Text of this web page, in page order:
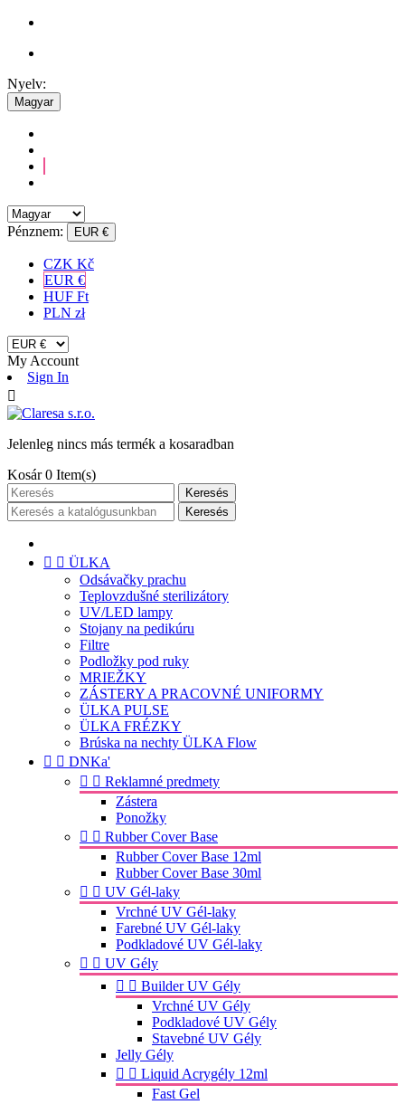
Nyelv:
Magyar
Pénznem: EUR €
CZK Kč
EUR €
HUF Ft
PLN zł
My Account
Sign In

Jelenleg nincs más termék a kosaradban
Kosár 0 Item(s)
Keresés
Keresés
  ÜLKA
Odsávačky prachu
Teplovzdušné sterilizátory
UV/LED lampy
Stojany na pedikúru
Filtre
Podložky pod ruky
MRIEŽKY
ZÁSTERY A PRACOVNÉ UNIFORMY
ÜLKA PULSE
ÜLKA FRÉZKY
Brúska na nechty ÜLKA Flow
  DNKa'
  Reklamné predmety
Zástera
Ponožky
  Rubber Cover Base
Rubber Cover Base 12ml
Rubber Cover Base 30ml
  UV Gél-laky
Vrchné UV Gél-laky
Farebné UV Gél-laky
Podkladové UV Gél-laky
  UV Gély
  Builder UV Gély
Vrchné UV Gély
Podkladové UV Gély
Stavebné UV Gély
Jelly Gély
  Liquid Acrygély 12ml
Fast Gel